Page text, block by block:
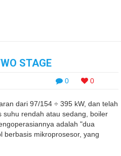
STAGE
0 0
dari 97/154 ÷ 395 kW, dan telah
rendah atau sedang, boiler
adalah "dua
berbasis mikroprosesor, yang